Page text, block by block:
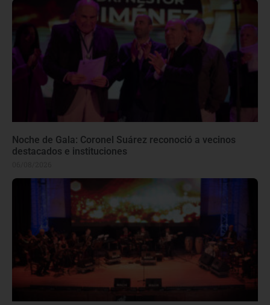
Noche de Gala: Coronel Suárez reconoció a vecinos
destacados e instituciones